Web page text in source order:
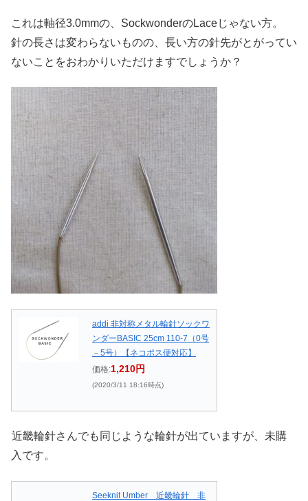
これは軸径3.0mmの、SockwonderのLaceじゃない方。
針の長さは変わらないものの、長い方の針先がとがってい
ないことをおわかりいただけますでしょうか？
addi 非対称メタル輪針ソックワ
ンダーBASIC 25cm 110-7（0号
－5号）【ネコポス便対応】
価格:1,210円
(2020/3/11 18:16時点)
近畿輪針さんでも同じような輪針が出ていますが、未購
入です。
Seeknit Umber 近畿輪針 非